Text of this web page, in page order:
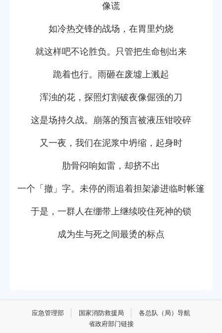
像谎
如冷热交锋的战场，在胃里灼烧
就这样吧不论胜负。只管把生命刨出来
跪着也行。雨砸在废墟上溅起
浑浊的花，探照灯割破夜像倔强的刀
这是场持久战。崩落的预言被液压钳咬碎
又一夜，我们在泥浆中坍缩，起身时
肋骨闷响如雷，却挤不出
一个「撤」字。未停的雨追着担架渗进临时帐篷
于是，一群人在绷带上继续咬住死神的锁
成为生与死之间最烫的标点
应急管理部 国家消防救援局
各总队（局）导航
省政府部门链接